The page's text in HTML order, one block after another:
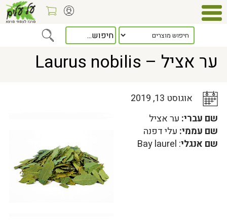
כלל המאמרים> ער אציל – Laurus nobilis
ער אציל – Laurus nobilis
אוגוסט 13, 2019
שם עברי: ער אציל
שם עממי: עלי דפנה
שם אנגלי: Bay laurel